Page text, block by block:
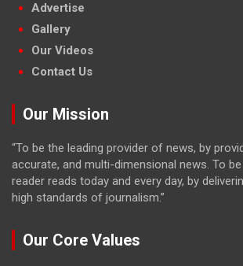
Advertise
Gallery
Our Videos
Contact Us
Our Mission
“To be the leading provider of news, by
accurate, and multi-dimensional news. To
reader reads today and every day, by
high standards of journalism.”
Our Core Values